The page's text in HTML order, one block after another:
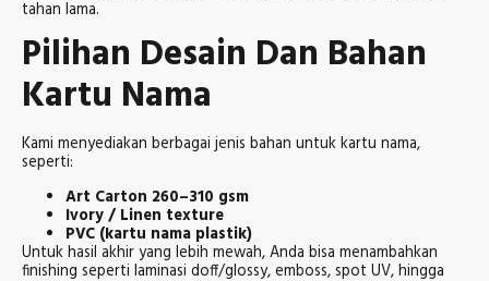
tahan lama.
Pilihan Desain Dan Bahan
Kartu Nama
Kami menyediakan berbagai jenis bahan untuk kartu nama,
seperti:
Art Carton 260–310 gsm
Ivory / Linen texture
PVC (kartu nama plastik)
Untuk hasil akhir yang lebih mewah, Anda bisa menambahkan
finishing seperti laminasi doff/glossy, emboss, spot UV, hingga